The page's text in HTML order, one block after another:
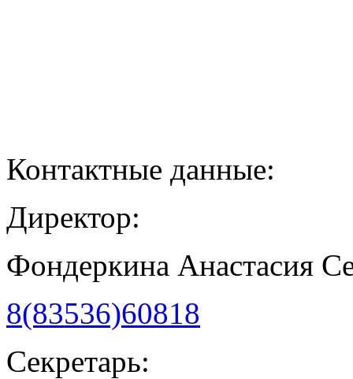
Контактные данные:
Директор:
Фондеркина Анастасия
8(83536)60818
Секретарь: